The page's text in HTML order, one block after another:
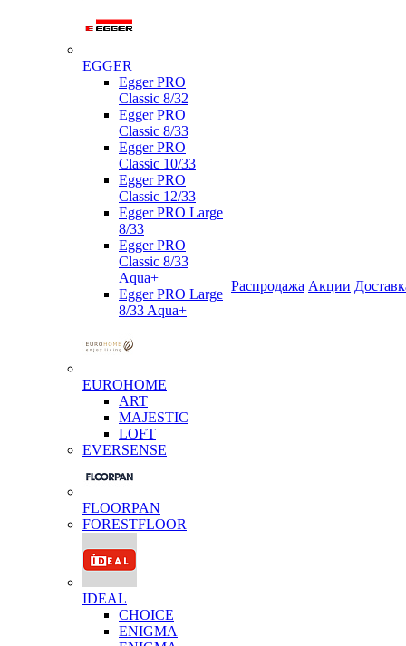
EGGER
Egger PRO
Classic 8/32
Egger PRO
Classic 8/33
Egger PRO
Classic 10/33
Egger PRO
Classic 12/33
Egger PRO Large
8/33
Egger PRO
Classic 8/33
Aqua+
Egger PRO Large
8/33 Aqua+
EUROHOME
ART
MAJESTIC
LOFT
EVERSENSE
FLOORPAN
FORESTFLOOR
IDEAL
CHOICE
ENIGMA
Распродажа Акции